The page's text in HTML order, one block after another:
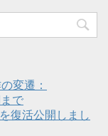
変遷：
で
復活公開しまし